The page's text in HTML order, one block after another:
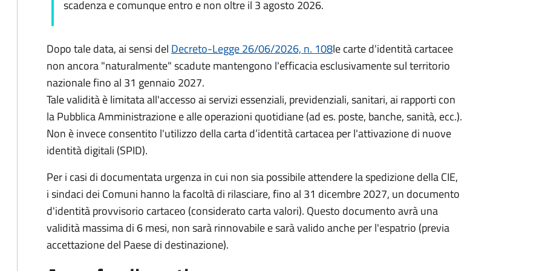
scadenza e comunque entro e non oltre il 3 agosto 2026.
Dopo tale data, ai sensi del Decreto-Legge 26/06/2026, n. 108le carte d'identità cartacee
non ancora "naturalmente" scadute mantengono l'efficacia esclusivamente sul territorio
nazionale fino al 31 gennaio 2027.
Tale validità è limitata all'accesso ai servizi essenziali, previdenziali, sanitari, ai rapporti con
la Pubblica Amministrazione e alle operazioni quotidiane (ad es. poste, banche, sanità, ecc.).
Non è invece consentito l'utilizzo della carta d’identità cartacea per l'attivazione di nuove
identità digitali (SPID).
Per i casi di documentata urgenza in cui non sia possibile attendere la spedizione della CIE,
i sindaci dei Comuni hanno la facoltà di rilasciare, fino al 31 dicembre 2027, un documento
d'identità provvisorio cartaceo (considerato carta valori). Questo documento avrà una
validità massima di 6 mesi, non sarà rinnovabile e sarà valido anche per l'espatrio (previa
accettazione del Paese di destinazione).